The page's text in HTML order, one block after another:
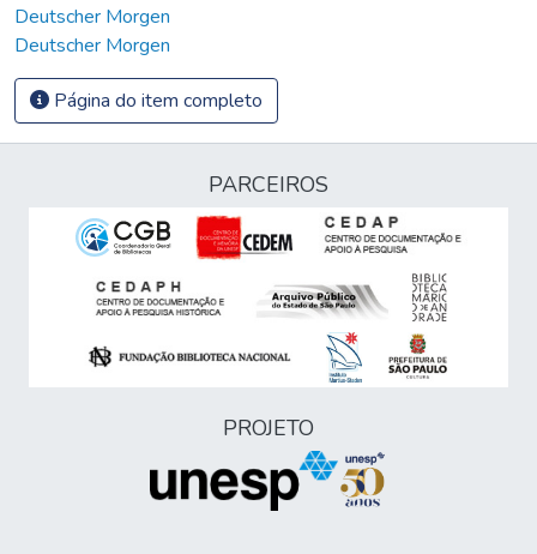
Deutscher Morgen
Deutscher Morgen
Página do item completo
PARCEIROS
PROJETO